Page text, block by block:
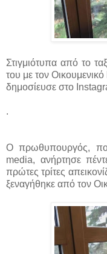
Στιγμιότυπα από το
του με τον
δημοσίευσε στο
.
Ο πρωθυπουργός,
media, ανήρτησε
πρώτες τρίτες
ξεναγήθηκε από τον